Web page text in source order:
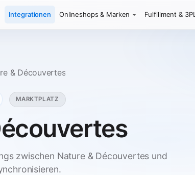
Integrationen Onlineshops & Marken Fulfillment & 3PL
& Découvertes
MARKTPLATZ
zwischen Nature & Découvertes und